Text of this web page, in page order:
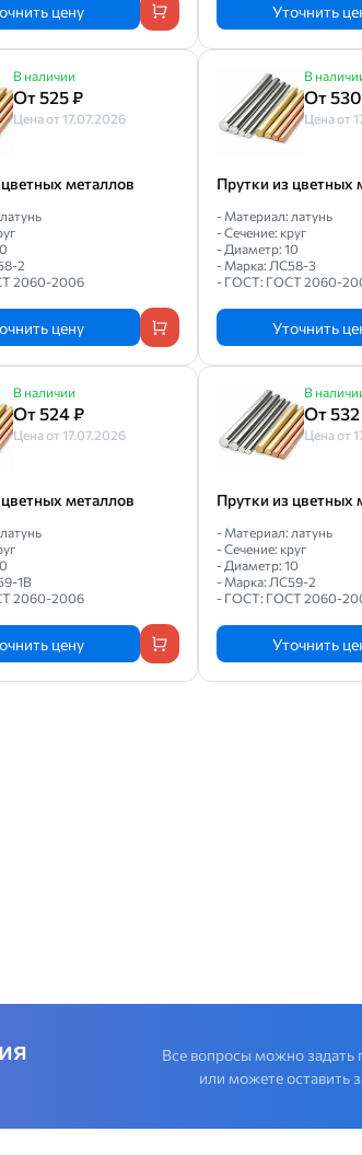
цену Уточнить
В наличии
От 525 ₽
Цена от 17.07.2026
металлов
2
2060-2006
цену
В
От
Цена от
Прутки из цветных
- Материал: латунь
- Сечение: круг
- Диаметр: 10
- Марка: ЛС58-3
- ГОСТ: ГОСТ 2060-
Уточнить
В наличии
От 524 ₽
Цена от 17.07.2026
металлов
1В
2060-2006
цену
В
От
Цена от
Прутки из цветных
- Материал: латунь
- Сечение: круг
- Диаметр: 10
- Марка: ЛС59-2
- ГОСТ: ГОСТ 2060-
Уточнить
Все вопросы можно задать
или можете оставить